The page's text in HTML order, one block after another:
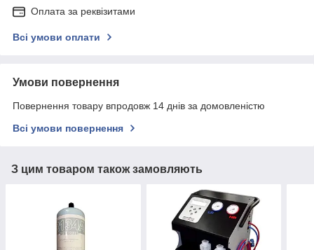
Оплата за реквізитами
Всі умови оплати
Умови повернення
Повернення товару впродовж 14 днів за домовленістю
Всі умови повернення
З цим товаром також замовляють